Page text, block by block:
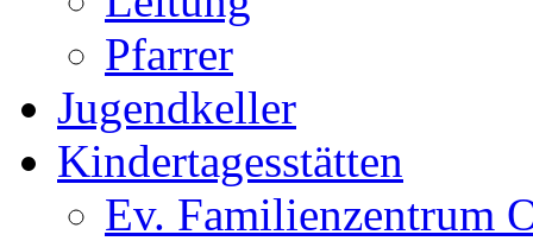
Pfarrer
Jugendkeller
Kindertagesstätten
Ev. Familienzentrum